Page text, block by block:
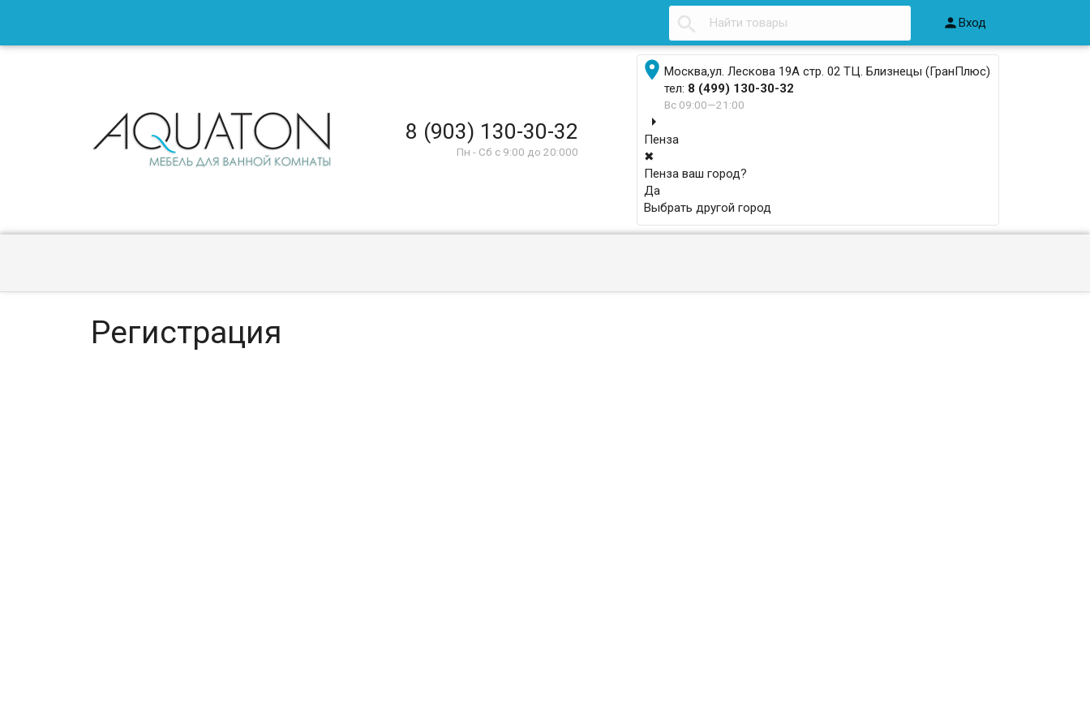
 Вход
8 (903) 130-30-32
Пн - Сб с 9:00 до 20:000
 Москва,ул. Лескова 19А стр. 02 ТЦ. Близнецы (ГранПлюс)
тел: 8 (499) 130-30-32
Вс 09:00—21:00
arrow_right
Пенза
✖
Пенза ваш город?
Да
Выбрать другой город
Регистрация